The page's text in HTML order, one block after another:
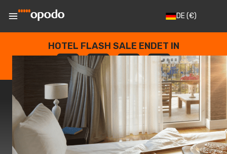
DE(€)
HOTEL FLASH SALE ENDET IN
--
TAGE
: --
STUNDEN
: --
SEKUNDEN